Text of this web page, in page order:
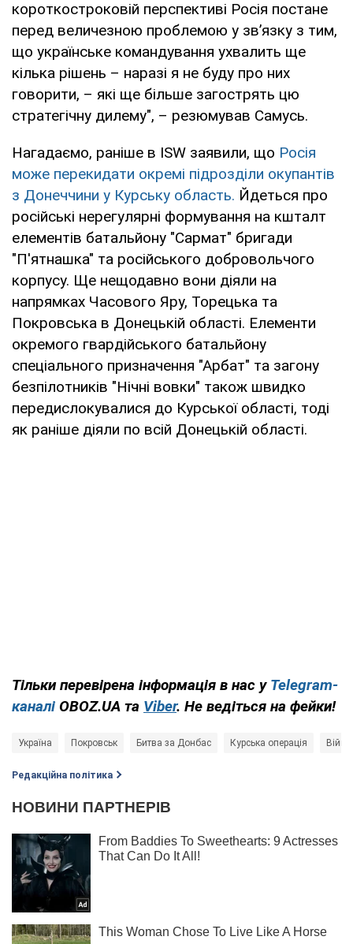
короткостроковій перспективі Росія постане
перед величезною проблемою у зв’язку з тим,
що українське командування ухвалить ще
кілька рішень – наразі я не буду про них
говорити, – які ще більше загострять цю
стратегічну дилему", – резюмував Самусь.
Нагадаємо, раніше в ISW заявили, що Росія
може перекидати окремі підрозділи окупантів
з Донеччини у Курську область. Йдеться про
російські нерегулярні формування на кшталт
елементів батальйону "Сармат" бригади
"П'ятнашка" та російського добровольчого
корпусу. Ще нещодавно вони діяли на
напрямках Часового Яру, Торецька та
Покровська в Донецькій області. Елементи
окремого гвардійського батальйону
спеціального призначення "Арбат" та загону
безпілотників "Нічні вовки" також швидко
передислокувалися до Курської області, тоді
як раніше діяли по всій Донецькій області.
Тільки перевірена інформація в нас у Telegram-
каналі OBOZ.UA та Viber. Не ведіться на фейки!
Україна Покровськ Битва за Донбас Курська операція Війна
Редакційна політика